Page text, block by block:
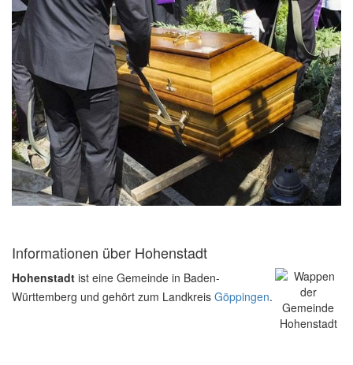
Informationen über Hohenstadt
Hohenstadt ist eine Gemeinde in Baden-
Württemberg und gehört zum Landkreis Göppingen.